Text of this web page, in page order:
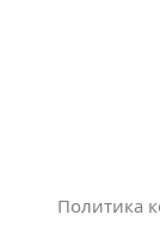
Политика